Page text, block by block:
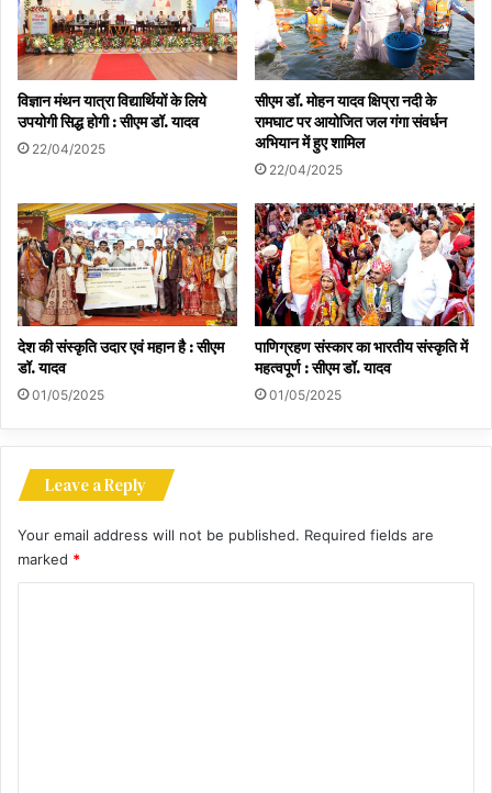
मुख्यमंत्री डॉ. यादव का यह मानना है कि प्रदेश की 60% आबादी कृषि से जुड़ी है,
इसलिए एक समृद्ध किसान ही ‘विकसित भारत 2047’ के सपने को साकार करने में
सबसे बड़ी भूमिका निभा सकता है।
विज्ञान मंथन यात्रा विद्यार्थियों के लिये
उपयोगी सिद्ध होगी : सीएम डॉ. यादव
22/04/2025
सीएम डॉ. मोहन यादव क्षिप्रा नदी के
रामघाट पर आयोजित जल गंगा संवर्धन
अभियान में हुए शामिल
22/04/2025
देश की संस्कृति उदार एवं महान है : सीएम
डॉ. यादव
01/05/2025
पाणिग्रहण संस्कार का भारतीय संस्कृति में
महत्वपूर्ण : सीएम डॉ. यादव
01/05/2025
Leave a Reply
Your email address will not be published. Required fields are
marked *